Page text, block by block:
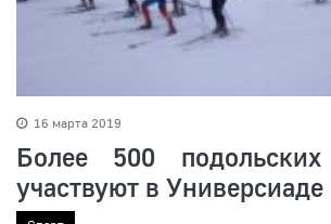
16 марта 2019
Более 500 подольских
участвуют в Универсиаде